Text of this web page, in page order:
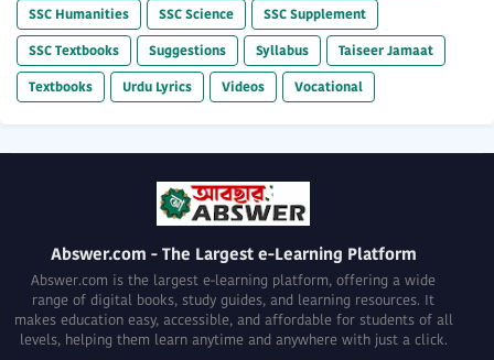
SSC Humanities
SSC Science
SSC Supplement
SSC Textbooks
Suggestions Syllabus
Taiseer Jamaat
Textbooks
Urdu Lyrics Videos Vocational
Abswer.com - The Largest e-Learning Platform
Abswer.com is the largest e-learning platform, offering a wide
range of digital books, study guides, and learning resources. It
makes education easy, accessible, and affordable for students of all
levels, helping them learn anytime and anywhere with just a click.